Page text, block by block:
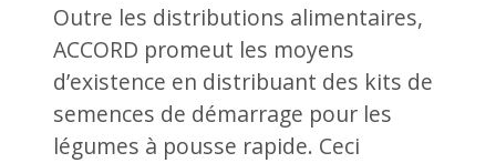
Outre les distributions alimentaires,
ACCORD promeut les moyens
d’existence en distribuant des kits de
semences de démarrage pour les
légumes à pousse rapide. Ceci